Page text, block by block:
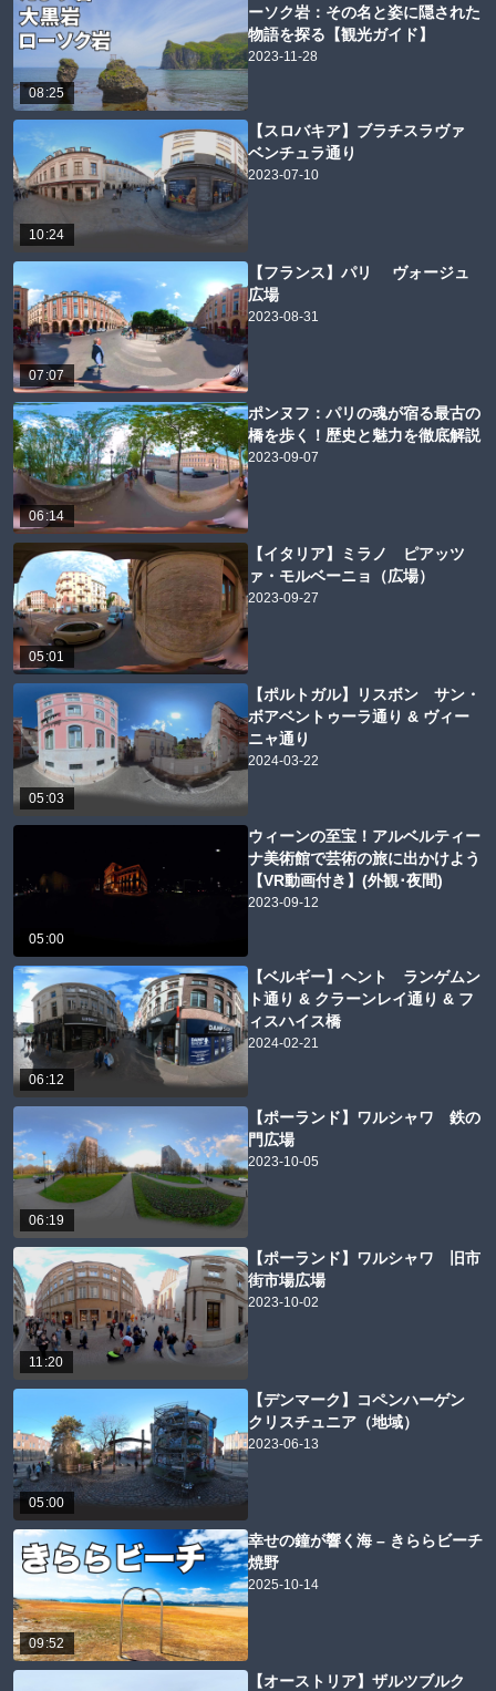
08:25
ーソク岩：その名と姿に隠された
物語を探る【観光ガイド】
2023-11-28
10:24
【スロバキア】ブラチスラヴァ
ベンチュラ通り
2023-07-10
07:07
【フランス】パリ ヴォージュ
広場
2023-08-31
06:14
ポンヌフ：パリの魂が宿る最古の
橋を歩く！歴史と魅力を徹底解説
2023-09-07
05:01
【イタリア】ミラノ ピアッツ
ァ・モルベーニョ（広場）
2023-09-27
05:03
【ポルトガル】リスボン サン・
ボアベントゥーラ通り & ヴィー
ニャ通り
2024-03-22
05:00
ウィーンの至宝！アルベルティー
ナ美術館で芸術の旅に出かけよう
【VR動画付き】(外観･夜間)
2023-09-12
06:12
【ベルギー】ヘント ランゲムン
ト通り & クラーンレイ通り & フ
ィスハイス橋
2024-02-21
06:19
【ポーランド】ワルシャワ 鉄の
門広場
2023-10-05
11:20
【ポーランド】ワルシャワ 旧市
街市場広場
2023-10-02
05:00
【デンマーク】コペンハーゲン
クリスチュニア（地域）
2023-06-13
09:52
幸せの鐘が響く海 – きららビーチ
焼野
2025-10-14
【オーストリア】ザルツブルク